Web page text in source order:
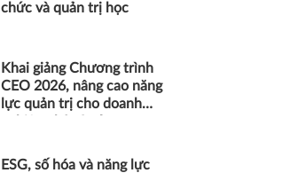
chức và quản trị học
Khai giảng Chương trình
CEO 2026, nâng cao năng
lực quản trị cho doanh
ESG, số hóa và năng lực